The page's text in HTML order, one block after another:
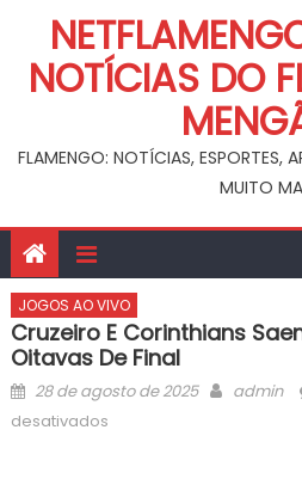
NOTÍCIAS DO
FLAMENGO: NOTÍCIAS, ESPORTES,
MUITO
JOGOS AO VIVO
Cruzeiro E Corinthians
Oitavas De Final
Posted
on
28 de agosto de 2025 Author
admin
desativadosem